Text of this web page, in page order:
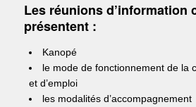
Les réunions d’information
présentent :
Kanopé
le mode de fonctionnement de la
et d’emploi
les modalités d’accompagnement